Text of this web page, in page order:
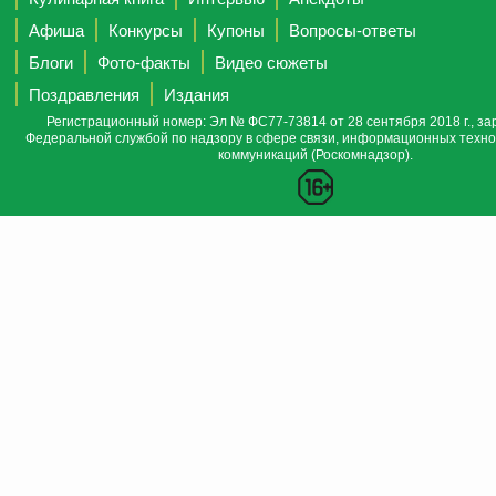
Афиша
Конкурсы Купоны
Вопросы-ответы
Блоги
Фото-факты
Видео сюжеты
Поздравления
Издания
Регистрационный номер: Эл № ФС77-73814 от 28 сентября 2018 г.,
Федеральной службой по надзору в сфере связи, информационных
коммуникаций (Роскомнадзор).